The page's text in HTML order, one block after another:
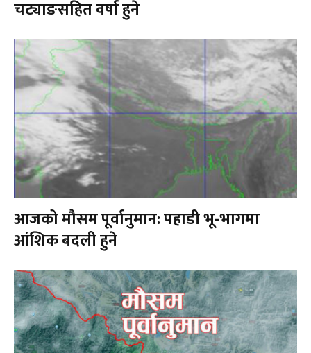
चट्याङसहित वर्षा हुने
आजको मौसम पूर्वानुमान: पहाडी भू-भागमा
आंशिक बदली हुने